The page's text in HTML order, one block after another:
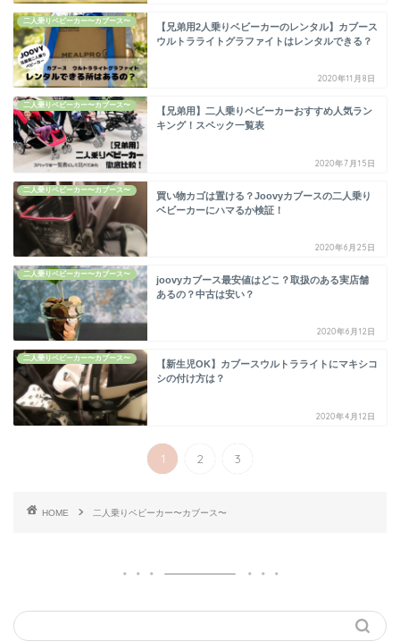
二人乗りベビーカー〜カブース〜
【兄弟用2人乗りベビーカーのレンタル】カブース
ウルトラライトグラファイトはレンタルできる？
2020年11月8日
二人乗りベビーカー〜カブース〜
【兄弟用】二人乗りベビーカーおすすめ人気ラン
キング！スペック一覧表
2020年7月15日
二人乗りベビーカー〜カブース〜
買い物カゴは置ける？Joovyカブースの二人乗り
ベビーカーにハマるか検証！
2020年6月25日
二人乗りベビーカー〜カブース〜
joovyカブース最安値はどこ？取扱のある実店舗
あるの？中古は安い？
2020年6月12日
二人乗りベビーカー〜カブース〜
【新生児OK】カブースウルトラライトにマキシコ
シの付け方は？
2020年4月12日
1 2 3
HOME 二人乗りベビーカー〜カブース〜